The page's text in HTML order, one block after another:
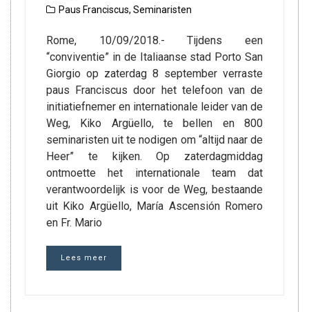
Paus Franciscus, Seminaristen
Rome, 10/09/2018.- Tijdens een
“conviventie” in de Italiaanse stad Porto San
Giorgio op zaterdag 8 september verraste
paus Franciscus door het telefoon van de
initiatiefnemer en internationale leider van de
Weg, Kiko Argüello, te bellen en 800
seminaristen uit te nodigen om “altijd naar de
Heer” te kijken. Op zaterdagmiddag
ontmoette het internationale team dat
verantwoordelijk is voor de Weg, bestaande
uit Kiko Argüello, María Ascensión Romero
en Fr. Mario
Lees meer